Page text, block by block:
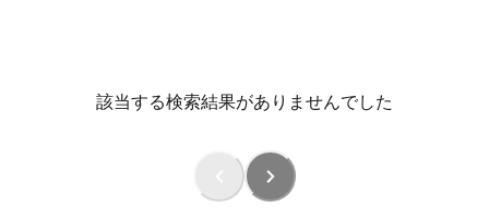
該当する検索結果がありませんでした